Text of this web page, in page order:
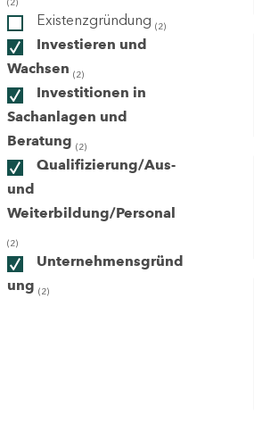
(2)
Existenzgründung (2)
Investieren und
Wachsen (2)
Investitionen in
Sachanlagen und
Beratung (2)
Qualifizierung/Aus-
und
Weiterbildung/Personal
(2)
Unternehmensgründ
ung (2)